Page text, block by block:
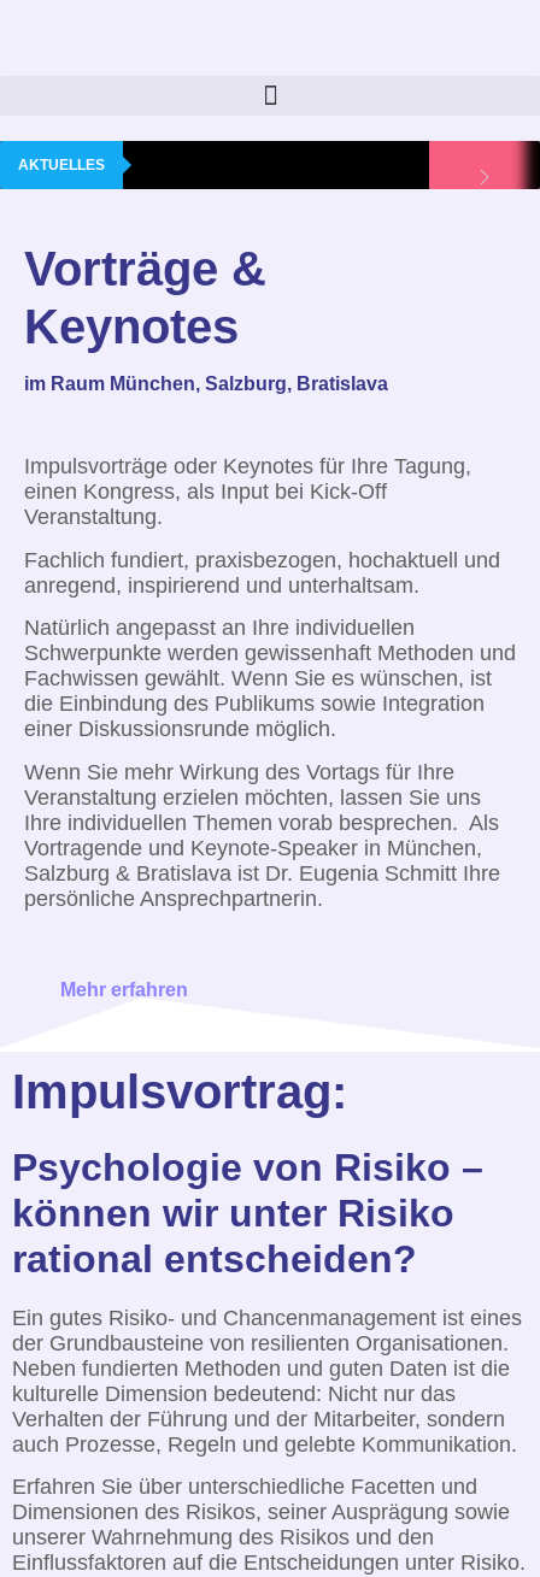
AKTUELLES
Vorträge &
Keynotes
im Raum München, Salzburg, Bratislava
Impulsvorträge oder Keynotes für Ihre Tagung,
einen Kongress, als Input bei Kick-Off
Veranstaltung.
Fachlich fundiert, praxisbezogen, hochaktuell und
anregend, inspirierend und unterhaltsam.
Natürlich angepasst an Ihre individuellen
Schwerpunkte werden gewissenhaft Methoden und
Fachwissen gewählt. Wenn Sie es wünschen, ist
die Einbindung des Publikums sowie Integration
einer Diskussionsrunde möglich.
Wenn Sie mehr Wirkung des Vortags für Ihre
Veranstaltung erzielen möchten, lassen Sie uns
Ihre individuellen Themen vorab besprechen. Als
Vortragende und Keynote-Speaker in München,
Salzburg & Bratislava ist Dr. Eugenia Schmitt Ihre
persönliche Ansprechpartnerin.
Mehr erfahren
Impuls­vortrag:
Psychologie von Risiko –
können wir unter Risiko
rational entscheiden?
Ein gutes Risiko- und Chancenmanagement ist eines
der Grundbausteine von resilienten Organisationen.
Neben fundierten Methoden und guten Daten ist die
kulturelle Dimension bedeutend: Nicht nur das
Verhalten der Führung und der Mitarbeiter, sondern
auch Prozesse, Regeln und gelebte Kommunikation.
Erfahren Sie über unterschiedliche Facetten und
Dimensionen des Risikos, seiner Ausprägung sowie
unserer Wahrnehmung des Risikos und den
Einflussfaktoren auf die Entscheidungen unter Risiko.